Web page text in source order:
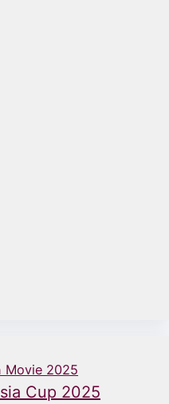
Movie 2025
Cup 2025